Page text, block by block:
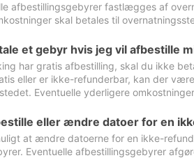
afbestillingsgebyrer fastlægges af
skal betales til
et gebyr hvis jeg vil afbestille
har gratis afbestilling, skal du ikke
eller er ikke-refunderbar, kan der
Eventuelle yderligere
eller ændre datoer for en
at ændre datoerne for en ikke-
Eventuelle afbestillingsgebyrer